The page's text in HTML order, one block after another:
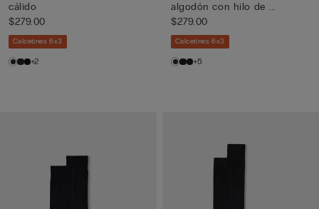
cálido
$279.00
Calcetines 6x3
+2
algodón con hilo de ...
$279.00
Calcetines 6x3
+5